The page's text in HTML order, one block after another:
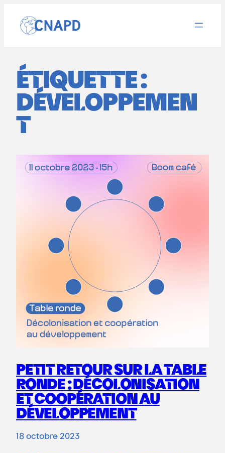
contenu
ÉTIQUETTE :
DÉVELOPPEMEN
T
PETIT RETOUR SUR LA TABLE
RONDE : DÉCOLONISATION
ET COOPÉRATION AU
DÉVELOPPEMENT
18 octobre 2023